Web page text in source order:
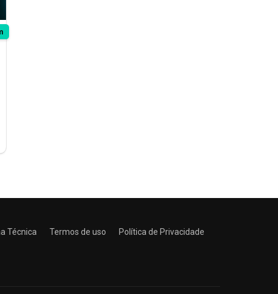
Técnica Termos de uso
Política de Privacidade